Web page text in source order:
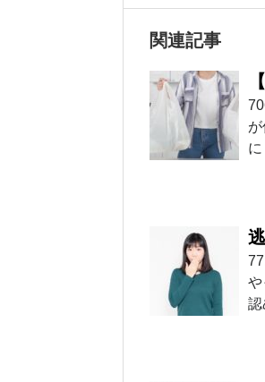
関連記事
や
認